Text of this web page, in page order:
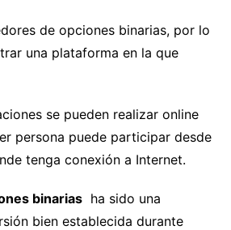
de opciones binarias, por lo
una plataforma en la que
se pueden realizar online
persona puede participar desde
tenga conexión a Internet.
binariasha sido una
bien establecida durante